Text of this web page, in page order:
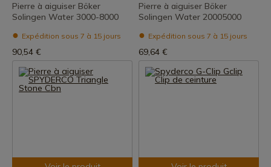
Pierre à aiguiser Böker
Solingen Water 3000-8000
Expédition sous 7 à 15 jours
90,54 €
Pierre à aiguiser Böker
Solingen Water 20005000
Expédition sous 7 à 15 jours
69,64 €